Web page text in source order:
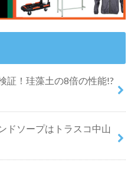
証！珪藻土の8倍の性能!?
ドソープはトラスコ中山